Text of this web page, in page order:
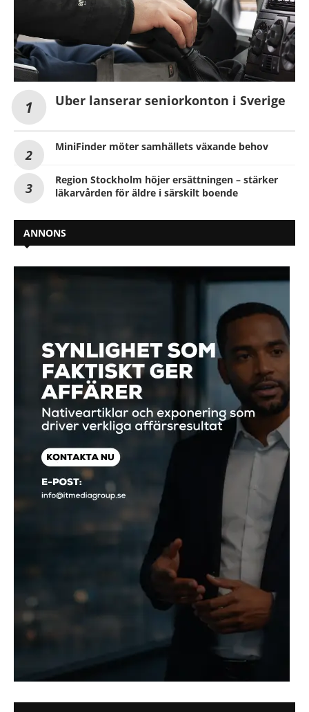
Uber lanserar seniorkonton i Sverige
MiniFinder möter samhällets växande behov
Region Stockholm höjer ersättningen – stärker
läkarvården för äldre i särskilt boende
ANNONS